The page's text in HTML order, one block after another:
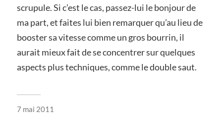
scrupule. Si c’est le cas, passez-lui le bonjour de
ma part, et faites lui bien remarquer qu’au lieu de
booster sa vitesse comme un gros bourrin, il
aurait mieux fait de se concentrer sur quelques
aspects plus techniques, comme le double saut.
7 mai 2011